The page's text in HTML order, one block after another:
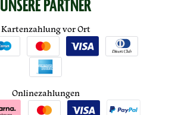
UNSERE PARTNER
Kartenzahlung vor Ort
Onlinezahlungen